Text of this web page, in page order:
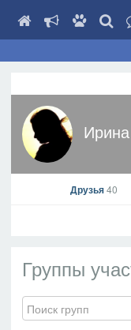
Ирина
Ирина
Друзья40
Группы